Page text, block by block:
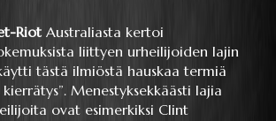
Riot Australiasta kertoi
liittyen urheilijoiden lajin
tästä ilmiöstä hauskaa termiä
kierrätys”. Menestyksekkäästi lajia
ovat esimerkiksi Clint